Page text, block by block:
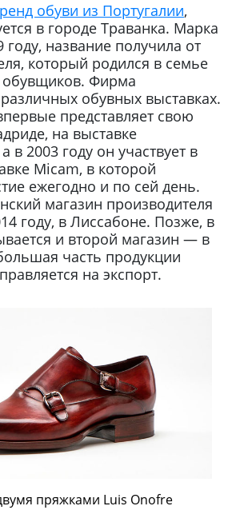
обуви из Португалии,
в городе Траванка. Марка
году, название получила от
который родился в семье
обувщиков. Фирма
обувных выставках.
представляет свою
на выставке
в 2003 году он участвует в
Micam, в которой
ежегодно и по сей день.
магазин производителя
году, в Лиссабоне. Позже, в
и второй магазин — в
часть продукции
на экспорт.
пряжками Luis Onofre